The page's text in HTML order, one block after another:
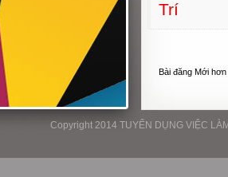
Trí
Bài đăng Mới hơn
Copyright 2014 TUYỂN DỤNG VIỆC